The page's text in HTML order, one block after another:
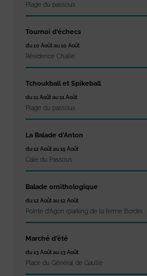
Plage du passous
Tournoi d’échecs
du 10 Août au 10 Août
Résidence Challe
Tchoukball et Spikeball
du 11 Août au 11 Août
Plage du passous
La Balade d’Anton
du 12 Août au 15 Août
Cale du Passous
Balade ornithologique
du 12 Août au 12 Août
Pointe d'Agon (parking de la ferme Borde)
Marché d’été
du 13 Août au 13 Août
Place du Général de Gaulle